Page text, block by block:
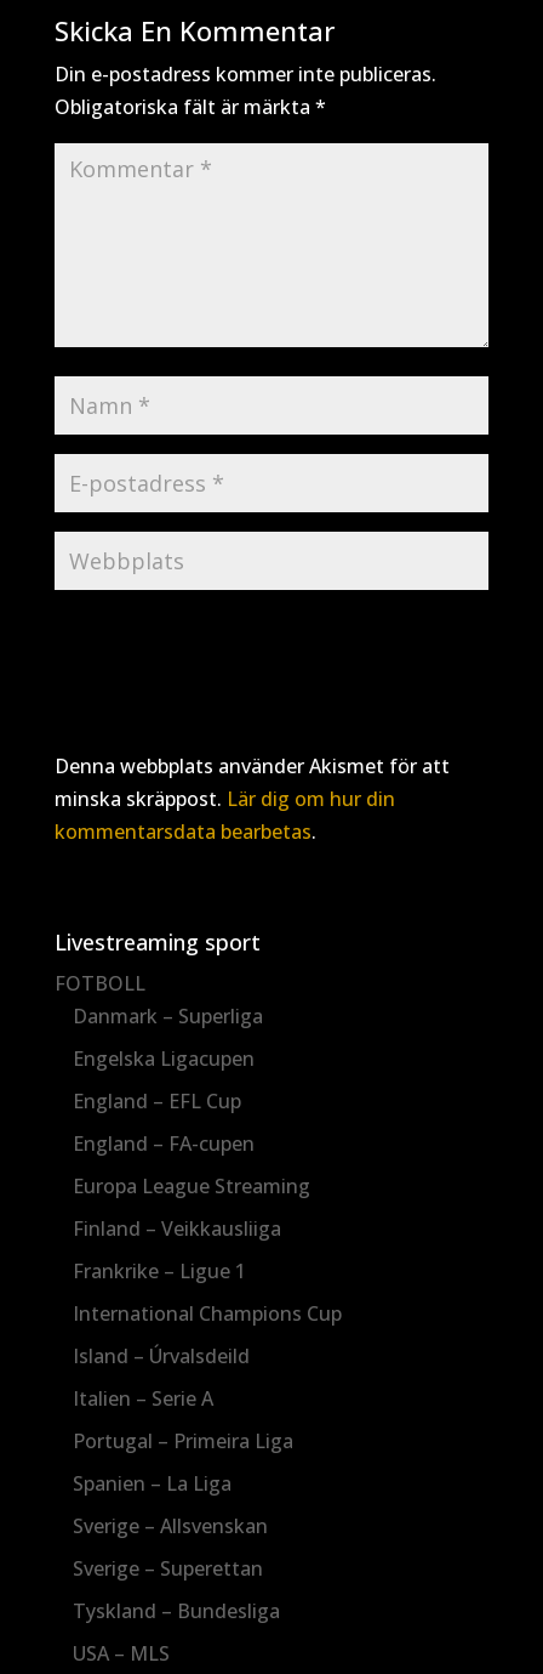
Skicka En Kommentar
Din e-postadress kommer inte publiceras.
Obligatoriska fält är märkta *
Denna webbplats använder Akismet för att
minska skräppost. Lär dig om hur din
kommentarsdata bearbetas.
Livestreaming sport
FOTBOLL
Danmark – Superliga
Engelska Ligacupen
England – EFL Cup
England – FA-cupen
Europa League Streaming
Finland – Veikkausliiga
Frankrike – Ligue 1
International Champions Cup
Island – Úrvalsdeild
Italien – Serie A
Portugal – Primeira Liga
Spanien – La Liga
Sverige – Allsvenskan
Sverige – Superettan
Tyskland – Bundesliga
USA – MLS